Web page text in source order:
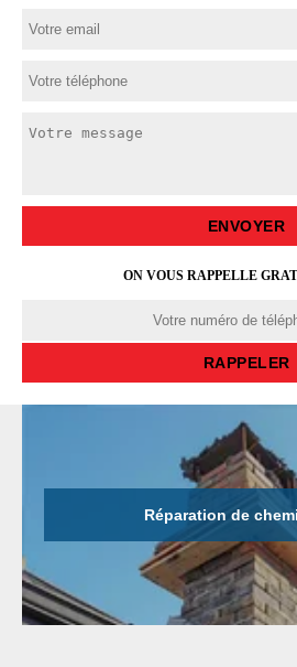
ON VOUS RAPPELLE
Réparation de